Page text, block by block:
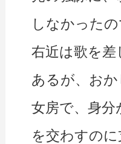
しなかった
右近は歌を
あるが、お
女房で、身
を交わすの